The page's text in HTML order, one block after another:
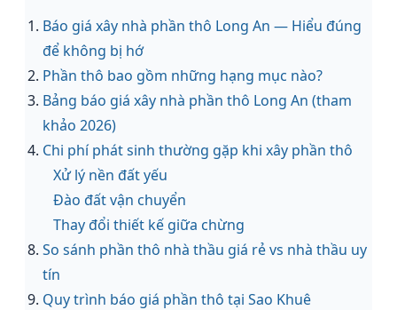
Báo giá xây nhà phần thô Long An — Hiểu đúng
để không bị hớ
Phần thô bao gồm những hạng mục nào?
Bảng báo giá xây nhà phần thô Long An (tham
khảo 2026)
Chi phí phát sinh thường gặp khi xây phần thô
Xử lý nền đất yếu
Đào đất vận chuyển
Thay đổi thiết kế giữa chừng
So sánh phần thô nhà thầu giá rẻ vs nhà thầu uy
tín
Quy trình báo giá phần thô tại Sao Khuê